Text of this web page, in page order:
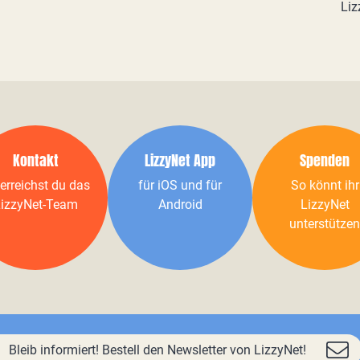
Kontakt
du das
Team
LizzyNet App
für iOS und für
Android
Spenden
So könnt ihr
LizzyNet
unterstützen
Bleib informiert! Bestell den Newsletter von LizzyNet!